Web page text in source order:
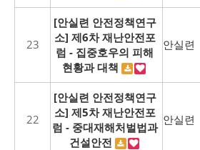
23
[안실련 안전정책연구
소] 제6차 재난안전포
럼 - 집중호우의 피해
현황과 대책
안실련
22
[안실련 안전정책연구
소] 제5차 재난안전포
럼 - 중대재해처벌법과
건설안전
안실련